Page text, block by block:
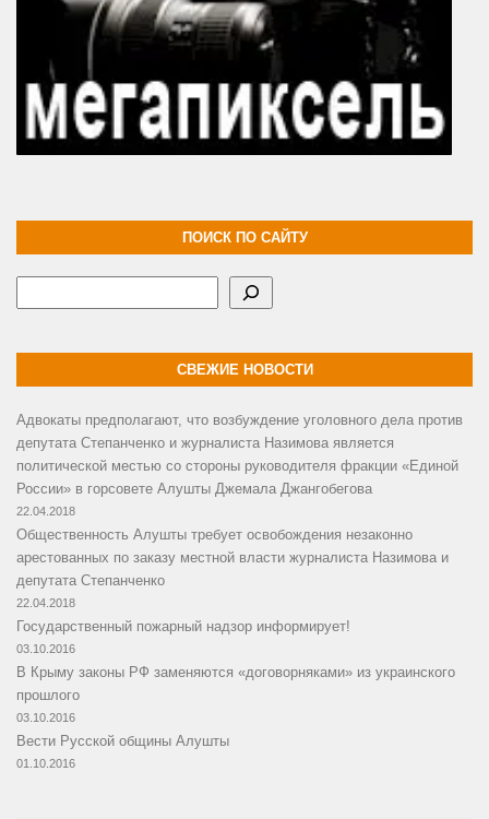
ПОИСК ПО САЙТУ
СВЕЖИЕ НОВОСТИ
Адвокаты предполагают, что возбуждение уголовного дела против
депутата Степанченко и журналиста Назимова является
политической местью со стороны руководителя фракции «Единой
России» в горсовете Алушты Джемала Джангобегова
22.04.2018
Общественность Алушты требует освобождения незаконно
арестованных по заказу местной власти журналиста Назимова и
депутата Степанченко
22.04.2018
Государственный пожарный надзор информирует!
03.10.2016
В Крыму законы РФ заменяются «договорняками» из украинского
прошлого
03.10.2016
Вести Русской общины Алушты
01.10.2016